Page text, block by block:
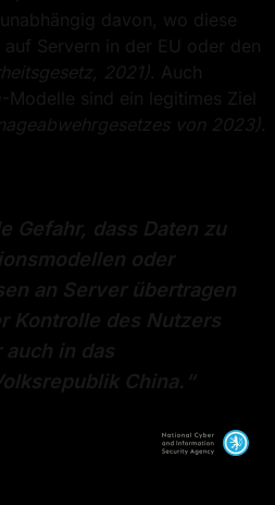
davon, wo diese
Servern in der EU oder den
2021). Auch
sind ein legitimes Ziel
von 2023).
Gefahr, dass Daten zu
oder
an Server übertragen
Kontrolle des Nutzers
in das
China.“